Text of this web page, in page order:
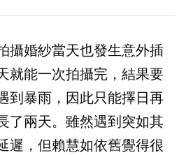
攝婚紗當天也發生意外插
就能一次拍攝完，結果要
到暴雨，因此只能擇日再
了兩天。雖然遇到突如其
遲，但賴慧如依舊覺得很